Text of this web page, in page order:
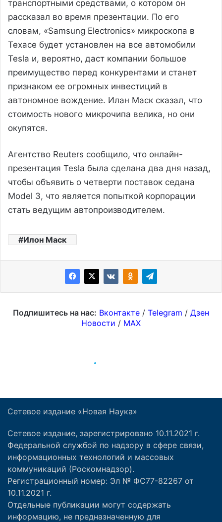
Сетевое издание «Новая Наука»
Сетевое издание, зарегистрировано 10.11.2021 г.
Федеральной службой по надзору в сфере связи,
информационных технологий и массовых
коммуникаций (Роскомнадзор).
Регистрационный номер: Эл № ФС77-82267 от
10.11.2021 г.
Отдельные публикации могут содержать
информацию, не предназначенную для